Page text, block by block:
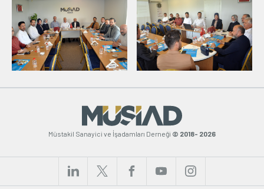
Müstakil Sanayici ve İşadamları Derneği © 2018- 2026